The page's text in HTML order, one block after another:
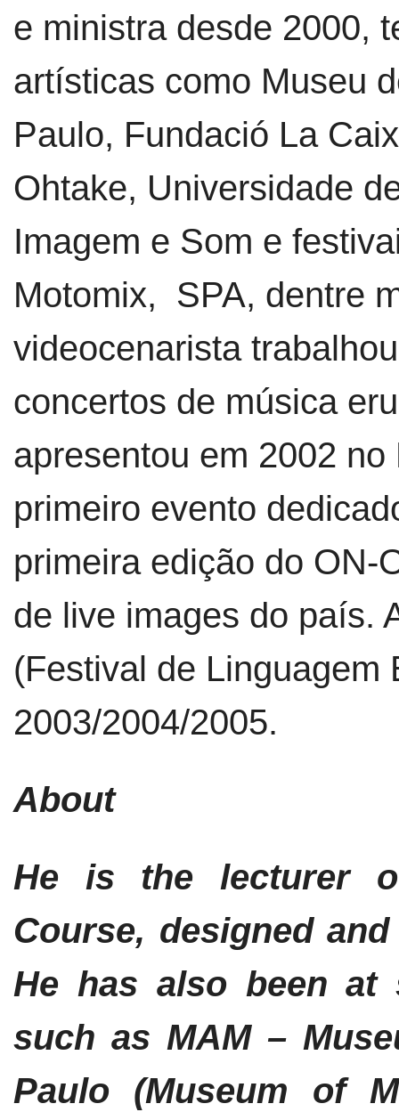
e ministra desde 2000,
artísticas como Museu
Paulo, Fundació La
Ohtake, Universidade
Imagem e Som e
Motomix, SPA, dentre
videocenarista
concertos de música
apresentou em 2002
primeiro evento
primeira edição do ON-
de live images do país.
(Festival de Linguagem
2003/2004/2005.
About
He is the lecturer
Course, designed
He has also been at
such as MAM –
Paulo (Museum of